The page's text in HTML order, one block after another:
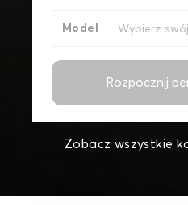
Model
Rozpocznij
Zobacz wszystkie